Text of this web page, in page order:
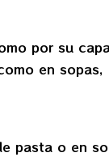
por su
en
pasta o en